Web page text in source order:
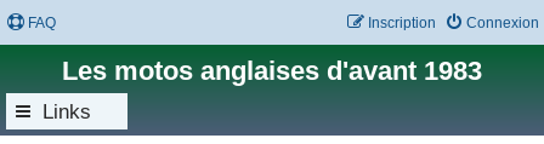
FAQ Connexion
Inscription
Les motos anglaises d'avant 1983
Links